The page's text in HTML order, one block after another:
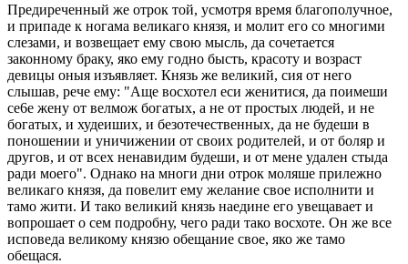
Предиреченный же отрок той, усмотря время благополучное,
и припаде к ногама великаго князя, и молит его со многими
слезами, и возвещает ему свою мысль, да сочетается
законному браку, яко ему годно бысть, красоту и возраст
девицы оныя изъявляет. Князь же великий, сия от него
слышав, рече ему: "Аще восхотел еси женитися, да поимеши
ce6е жену от велмож богатых, а не от простых людей, и не
богатых, и худеиших, и безотечественных, да не будеши в
поношении и уничижении от своих родителей, и от боляр и
другов, и от всех ненавидим будеши, и от мене удален стыда
ради моего". Однако на многи дни отрок моляше прилежно
великаго князя, да повелит ему желание свое исполнити и
тамо жити. И тако великий князь наедине его увещавает и
вопрошает о сем подробну, чего ради тако восхоте. Он же все
исповеда великому князю обещание свое, яко же тамо
обещася.